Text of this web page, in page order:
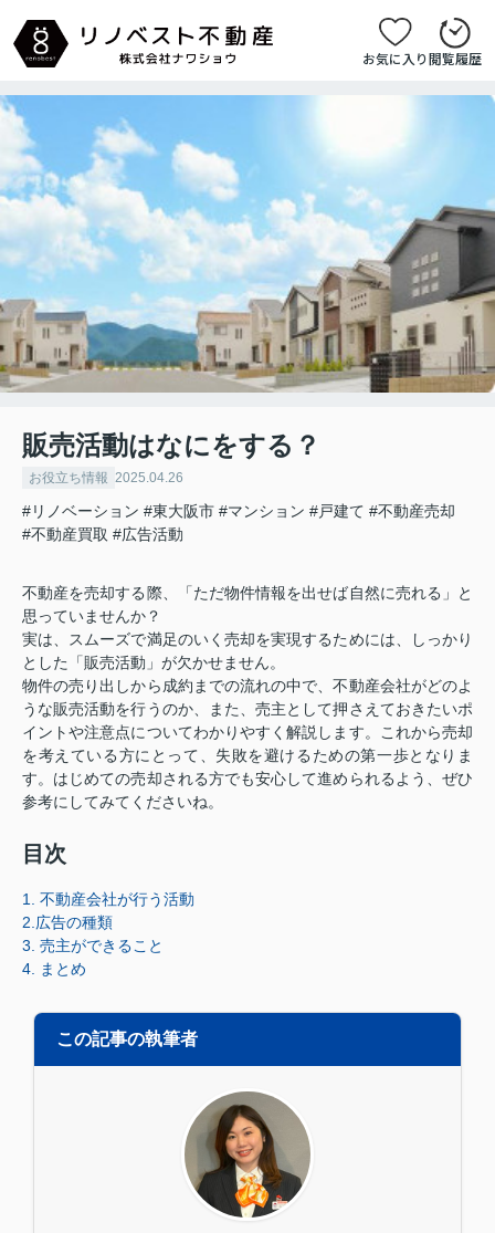
お気に入り閲覧履歴
販売活動はなにをする？
お役立ち情報 2025.04.26
#リノベーション #東大阪市 #マンション #戸建て #不動産売却
#不動産買取 #広告活動
不動産を売却する際、「ただ物件情報を出せば自然に売れる」と
思っていませんか？
実は、スムーズで満足のいく売却を実現するためには、しっかり
とした「販売活動」が欠かせません。
物件の売り出しから成約までの流れの中で、不動産会社がどのよ
うな販売活動を行うのか、また、売主として押さえておきたいポ
イントや注意点についてわかりやすく解説します。これから売却
を考えている方にとって、失敗を避けるための第一歩となりま
す。はじめての売却される方でも安心して進められるよう、ぜひ
参考にしてみてくださいね。
目次
1. 不動産会社が行う活動
2.広告の種類
3. 売主ができること
4. まとめ
この記事の執筆者